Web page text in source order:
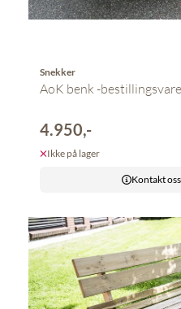
Snekker
AoK benk -bestillingsvare
4.950,-
Ikke på lager
Kontakt oss